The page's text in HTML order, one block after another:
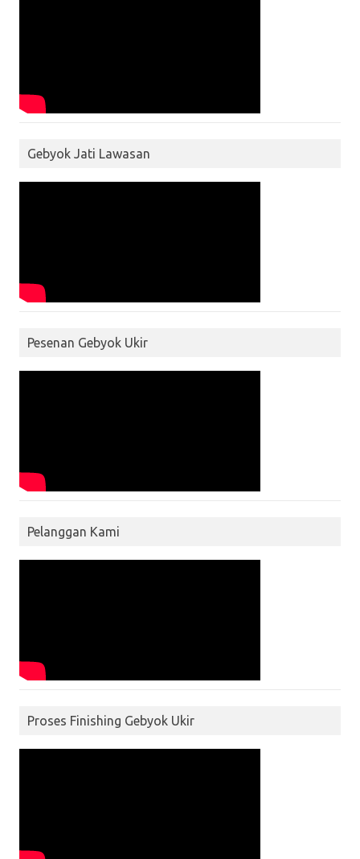
Gebyok Jati Lawasan
Pesenan Gebyok Ukir
Pelanggan Kami
Proses Finishing Gebyok Ukir